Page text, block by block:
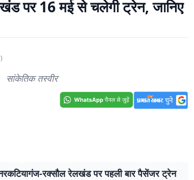
पर 16 मई से चलेगी ट्रेन, जानिए
सांकेतिक तस्वीर
रक्सौल रेलखंड पर पहली बार पैसेंजर ट्रेन